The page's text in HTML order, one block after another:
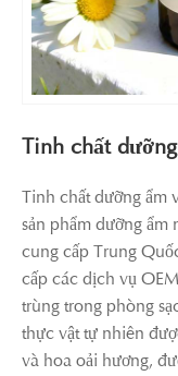
Tinh chất
Tinh chất dưỡng ẩm
sản phẩm dưỡng ẩm
cung cấp Trung
cấp các dịch vụ
trùng trong phòng
thực vật tự nhiên
và hoa oải hương,